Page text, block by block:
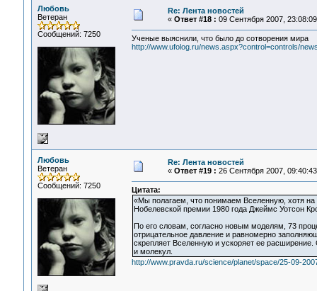
Любовь
Ветеран
Сообщений: 7250
Re: Лента новостей
« Ответ #18 : 09 Сентября 2007,
Ученые выяснили, что было до сотворения мира
http://www.ufolog.ru/news.aspx?control=controls/
Любовь
Ветеран
Сообщений: 7250
Re: Лента новостей
« Ответ #19 : 26 Сентября 2007,
Цитата:
«Мы полагаем, что понимаем Вселенную, хотя
Нобелевской премии 1980 года Джеймс Уотсон
По его словам, согласно новым моделям, 73
отрицательное давление и равномерно
скрепляет Вселенную и ускоряет ее
и молекул.
http://www.pravda.ru/science/planet/space/25-09-